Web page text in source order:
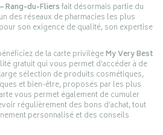
Rang-du-Fliersfait désormais partie du
des réseaux de pharmacies les plus
son exigence de qualité, son expertise
de la carte privilègeMy Very Best
gratuit qui vous permet d’accéder à de
sélection de produits cosmétiques,
et bien-être, proposés par les plus
vous permet également de cumuler
régulièrement des bons d’achat, tout
personnalisé et des conseils